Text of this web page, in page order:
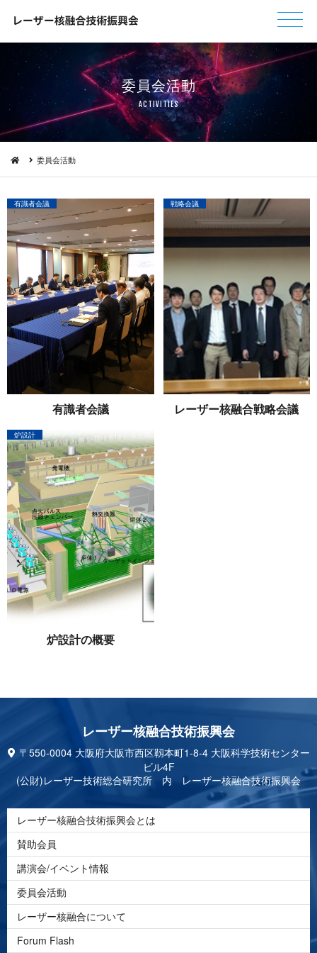
委 員 会 活 動
ACTIVI T I E S
委員会活動
有識者会議
有 識 者 会 議
戦略会議
レーザー核融合 戦 略 会 議
炉設計
炉設 計 の 概 要
レーザー核融合技 術 振 興 会
〒550-0004 大阪府大阪市西区靱本町1-8-4 大阪科学技術センター
ビル4F
(公財)レーザー技術総合研究所 内 レーザー核融合技術振興会
レーザー核融合技術振興会とは
賛助会員
講演会/イベント情報
委員会活動
レーザー核融合について
Forum Flash